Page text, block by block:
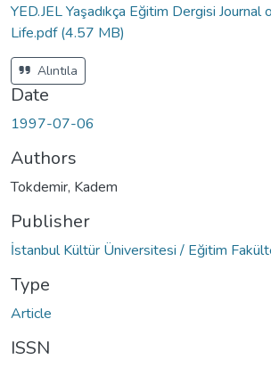
YED.JEL Yaşadıkça Eğitim Dergisi Journal
Life.pdf(4.57 MB)
Alıntıla
Date
1997-07-06
Authors
Tokdemir, Kadem
Publisher
İstanbul Kültür Üniversitesi / Eğitim
Type
Article
ISSN